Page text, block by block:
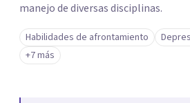
manejo de diversas disciplinas.
Habilidades de afrontamiento
+7 más